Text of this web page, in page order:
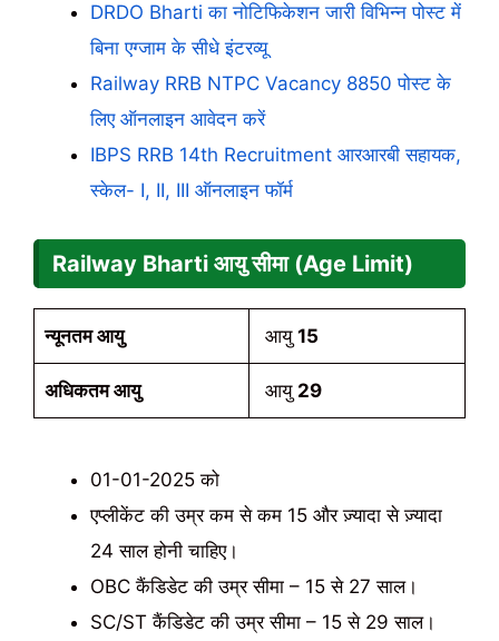
DRDO Bharti का नोटिफिकेशन जारी विभिन्न पोस्ट में
बिना एग्जाम के सीधे इंटरव्यू
Railway RRB NTPC Vacancy 8850 पोस्ट के
लिए ऑनलाइन आवेदन करें
IBPS RRB 14th Recruitment आरआरबी सहायक,
स्केल- I, II, III ऑनलाइन फॉर्म
Railway Bharti आयु सीमा (Age Limit)
न्यूनतम आयु आयु 15
अधिकतम आयु आयु 29
01-01-2025 को
एप्लीकेंट की उम्र कम से कम 15 और ज़्यादा से ज़्यादा
24 साल होनी चाहिए।
OBC कैंडिडेट की उम्र सीमा – 15 से 27 साल।
SC/ST कैंडिडेट की उम्र सीमा – 15 से 29 साल।